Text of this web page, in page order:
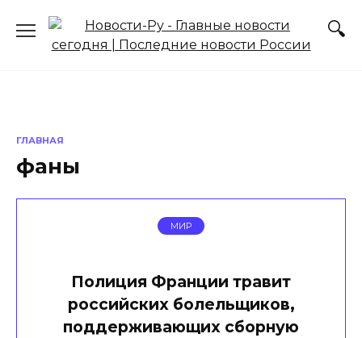
содержанию
ГЛАВНАЯ
фаны
МИР
Полиция Франции травит
российских болельщиков,
поддерживающих сборную